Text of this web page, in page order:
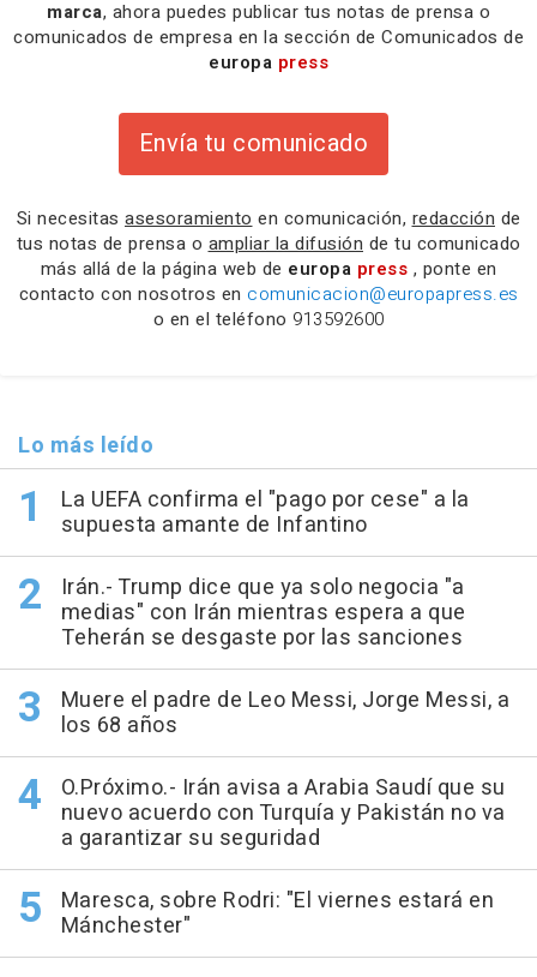
marca, ahora puedes publicar tus notas de prensa o
comunicados de empresa en la sección de Comunicados de
europa press
Envía tu comunicado
Si necesitas asesoramiento en comunicación, redacción de
tus notas de prensa o ampliar la difusión de tu comunicado
más allá de la página web de europa press , ponte en
contacto con nosotros en comunicacion@europapress.es
o en el teléfono 913592600
Lo más leído
La UEFA confirma el "pago por cese" a la
supuesta amante de Infantino
Irán.- Trump dice que ya solo negocia "a
medias" con Irán mientras espera a que
Teherán se desgaste por las sanciones
Muere el padre de Leo Messi, Jorge Messi, a
los 68 años
O.Próximo.- Irán avisa a Arabia Saudí que su
nuevo acuerdo con Turquía y Pakistán no va
a garantizar su seguridad
Maresca, sobre Rodri: "El viernes estará en
Mánchester"